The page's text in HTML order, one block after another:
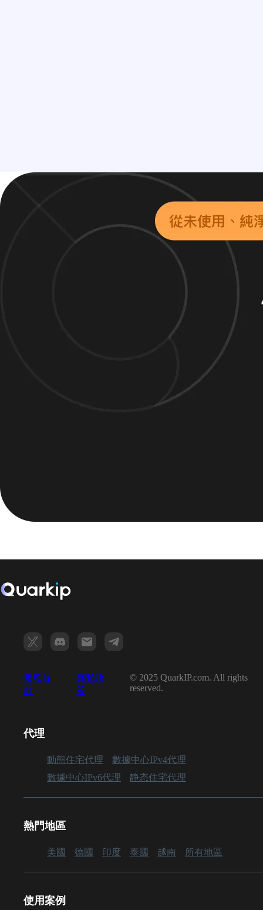
服務條
款
隱私政
策
© 2025 QuarkIP.com. All rights
reserved.
代理
動態住宅代理
數據中心IPv4代理
數據中心IPv6代理
静态住宅代理
熱門地區
美國 德國 印度 泰國 越南 所有地區
使用案例